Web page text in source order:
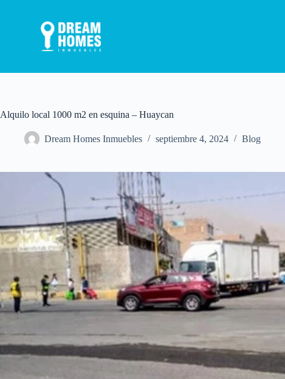
n
d
Alquilo local 1000 m2 en esquina – Huaycan
Dream Homes Inmuebles septiembre 4, 2024 Blog